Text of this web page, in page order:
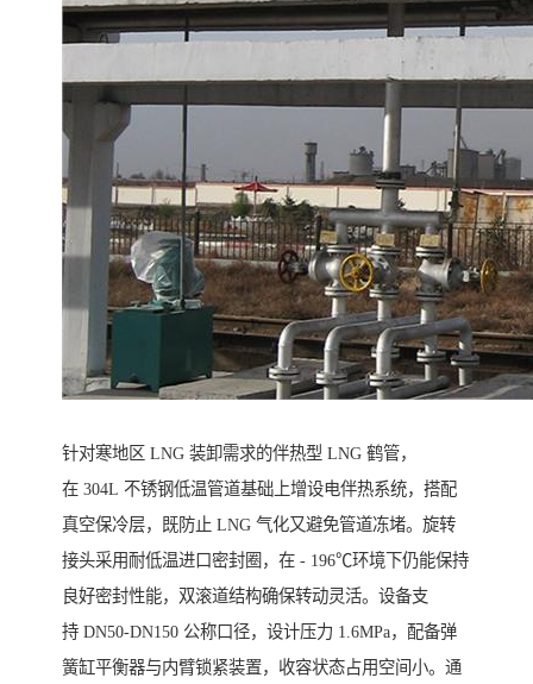
针对寒地区 LNG 装卸需求的伴热型 LNG 鹤管，
在 304L 不锈钢低温管道基础上增设电伴热系统，搭配
真空保冷层，既防止 LNG 气化又避免管道冻堵。旋转
接头采用耐低温进口密封圈，在 - 196℃环境下仍能保持
良好密封性能，双滚道结构确保转动灵活。设备支
持 DN50-DN150 公称口径，设计压力 1.6MPa，配备弹
簧缸平衡器与内臂锁紧装置，收容状态占用空间小。通